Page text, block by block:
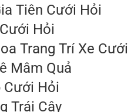
Tiên Cưới Hỏi
Hỏi
Trang Trí Xe Cưới
Mâm Quả
Cưới Hỏi
Trái Cây